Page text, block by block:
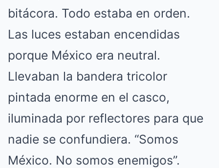
bitácora. Todo estaba en orden.
Las luces estaban encendidas
porque México era neutral.
Llevaban la bandera tricolor
pintada enorme en el casco,
iluminada por reflectores para que
nadie se confundiera. “Somos
México. No somos enemigos”.